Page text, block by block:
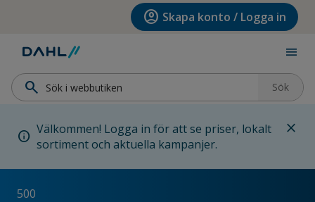
Hoppa till huvudinnehållet account_circle Skapa konto / Logga in
menu
search Sök
info Välkommen! Logga in för att se priser, lokalt
sortiment och aktuella kampanjer.
close
500